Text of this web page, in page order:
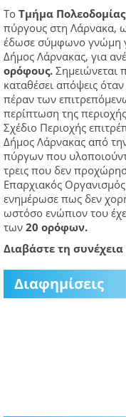
Το Τμήμα Πολεοδομίας
πύργους στη Λάρνακα,
έδωσε σύμφωνο γνώμη
Δήμος Λάρνακας, για
ορόφους. Σημειώνεται
καταθέσει απόψεις
πέραν των
περίπτωση της
Σχέδιο Περιοχής
Δήμος Λάρνακας από
πύργων που
τρεις που δεν
Επαρχιακός
ενημέρωσε πως δεν
ωστόσο ενώπιον του
των 20 ορόφων.
Διαβάστε τη συνέχεια
Διαφημίσεις